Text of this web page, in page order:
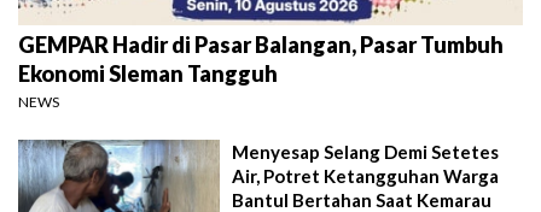
GEMPAR Hadir di Pasar Balangan, Pasar Tumbuh
Ekonomi Sleman Tangguh
NEWS
Menyesap Selang Demi Setetes
Air, Potret Ketangguhan Warga
Bantul Bertahan Saat Kemarau